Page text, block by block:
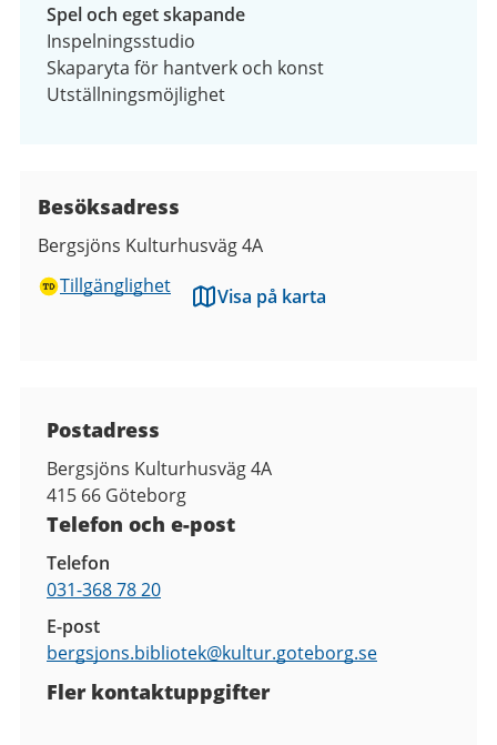
Spel och eget skapande
Inspelningsstudio
Skaparyta för hantverk och konst
Utställningsmöjlighet
Besöksadress
Bergsjöns Kulturhusväg 4A
Tillgänglighet
Visa på karta
Postadress
Bergsjöns Kulturhusväg 4A
415 66 Göteborg
Telefon och e-post
Telefon
031-368 78 20
E-post
bergsjons.bibliotek@kultur.goteborg.se
Fler kontaktuppgifter